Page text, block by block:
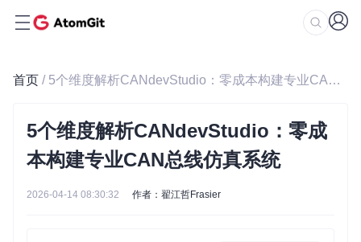
首页 / 5个维度解析CANdevStudio：零成本构建专业CAN总线仿真系统
5个维度解析CANdevStudio：零成
本构建专业CAN总线仿真系统
2026-04-14 08:30:32 作者：翟江哲Frasier